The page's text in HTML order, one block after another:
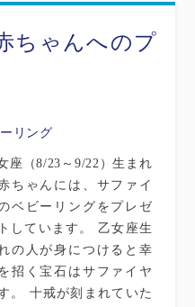
ちゃんへのプ
リング
座（8/23～9/22）生まれ
ちゃんには、サファイ
ベビーリングをプレゼ
しています。 乙女座生
の人が身につけると幸
招く宝石はサファイヤ
。 十戒が刻まれていた